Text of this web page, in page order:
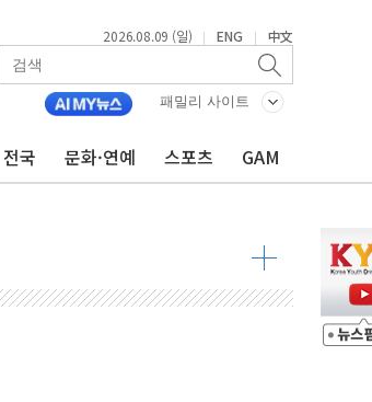
2026.08.09 (일) | ENG | 中文
패밀리 사이트
전국 문화·연예 스포츠 GAM
복구·지원 '총력'
도, 호우 피해·통제구간 없어
대표 후보
vs 42.08%
정청래 42.08%
정청래 43.27% 송영길 11.63%
현실화